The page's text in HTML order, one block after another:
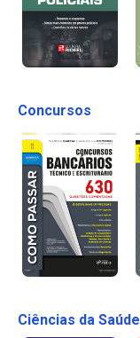
Concursos
Ciências da Saúde